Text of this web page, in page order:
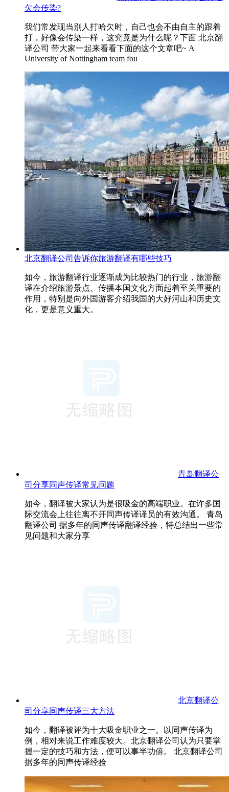
欠会传染?
我们常发现当别人打哈欠时，自己也会不由自主的跟着
打，好像会传染一样，这究竟是为什么呢？下面 北京翻
译公司 带大家一起来看看下面的这个文章吧~ A
University of Nottingham team fou
北京翻译公司告诉你旅游翻译有哪些技巧
如今，旅游翻译行业逐渐成为比较热门的行业，旅游翻
译在介绍旅游景点、传播本国文化方面起着至关重要的
作用，特别是向外国游客介绍我国的大好河山和历史文
化，更是意义重大。
青岛翻译公
司分享同声传译常见问题
如今，翻译被大家认为是很吸金的高端职业。在许多国
际交流会上往往离不开同声传译译员的有效沟通。 青岛
翻译公司 据多年的同声传译翻译经验，特总结出一些常
见问题和大家分享
北京翻译公
司分享同声传译三大方法
如今，翻译被评为十大吸金职业之一。以同声传译为
例，相对来说工作难度较大。北京翻译公司认为只要掌
握一定的技巧和方法，便可以事半功倍。 北京翻译公司
据多年的同声传译经验